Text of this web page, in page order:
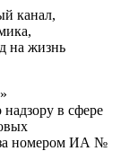
канал,
на жизнь
в сфере
за номером ИА №